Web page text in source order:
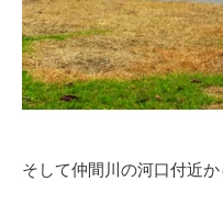
そして仲間川の河口付近か